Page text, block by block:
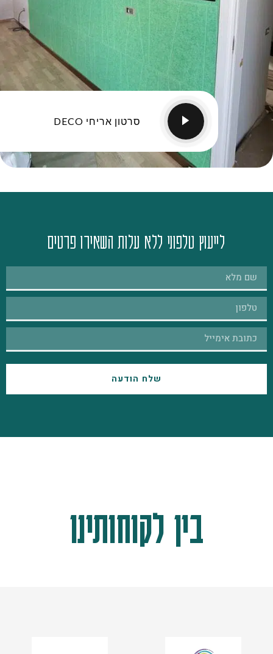
סרטון אריחי DECO
לייעוץ טלפוני ללא עלות השאירו פרטים
שלח הודעה
בין לקוחותינו